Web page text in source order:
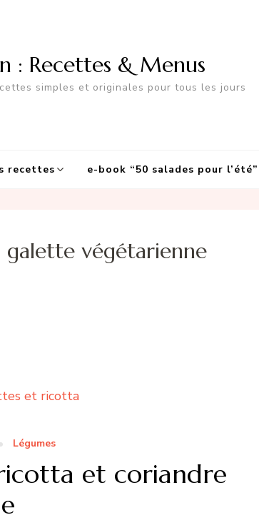
: Recettes & Menus
simples et originales pour tous les jours
recettes e-book “50 salades pour l’été”
galette végétarienne
Légumes
et coriandre